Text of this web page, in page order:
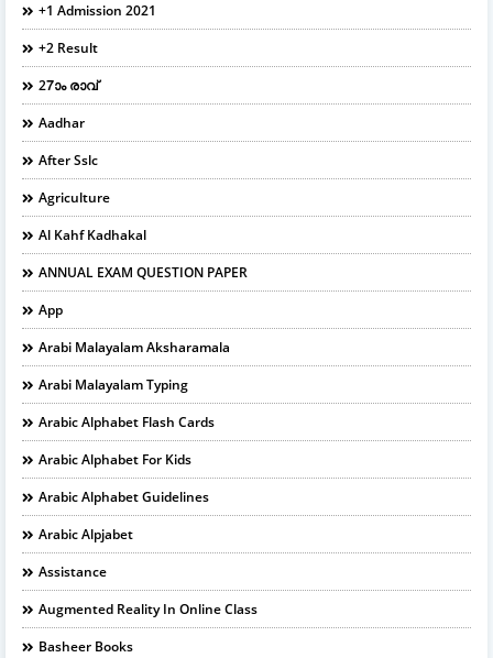
+1 Admission 2021
+2 Result
27ാം രാവ്
Aadhar
After Sslc
Agriculture
Al Kahf Kadhakal
ANNUAL EXAM QUESTION PAPER
App
Arabi Malayalam Aksharamala
Arabi Malayalam Typing
Arabic Alphabet Flash Cards
Arabic Alphabet For Kids
Arabic Alphabet Guidelines
Arabic Alpjabet
Assistance
Augmented Reality In Online Class
Basheer Books